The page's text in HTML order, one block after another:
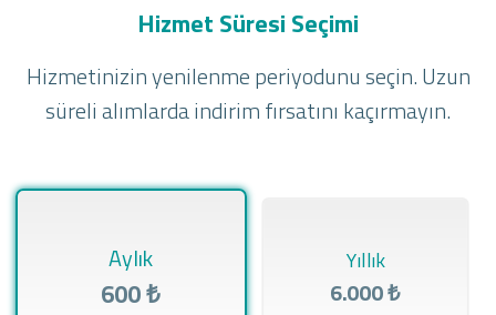
Hizmet Süresi Seçimi
Hizmetinizin yenilenme periyodunu seçin. Uzun
süreli alımlarda indirim fırsatını kaçırmayın.
Aylık
600 ₺
Yıllık
6.000 ₺